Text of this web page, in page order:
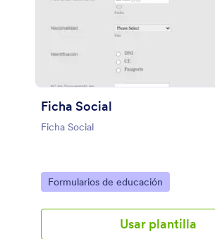
Ficha Social
Ficha Social
Go to Category:
Formularios de educación
Usar plantilla